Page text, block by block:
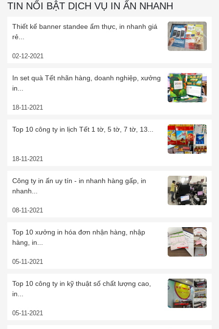
TIN NỔI BẬT DỊCH VỤ IN ẤN NHANH
Thiết kế banner standee ẩm thực, in nhanh giá
rẻ...
02-12-2021
In set quà Tết nhãn hàng, doanh nghiệp, xưởng
in...
18-11-2021
Top 10 công ty in lịch Tết 1 tờ, 5 tờ, 7 tờ, 13...
18-11-2021
Công ty in ấn uy tín - in nhanh hàng gấp, in
nhanh...
08-11-2021
Top 10 xưởng in hóa đơn nhận hàng, nhập
hàng, in...
05-11-2021
Top 10 công ty in kỹ thuật số chất lượng cao,
in...
05-11-2021